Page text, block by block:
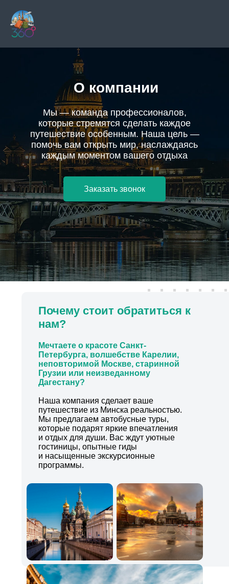
О компании
Мы — команда профессионалов,
которые стремятся сделать каждое
путешествие особенным. Наша цель —
помочь вам открыть мир, наслаждаясь
каждым моментом вашего отдыха
Заказать звонок
Почему стоит обратиться к
нам?
Мечтаете о красоте Санкт-
Петербурга, волшебстве Карелии,
неповторимой Москве, старинной
Грузии или неизведанному
Дагестану?
Наша компания сделает ваше
путешествие из Минска реальностью.
Мы предлагаем автобусные туры,
которые подарят яркие впечатления
и отдых для души. Вас ждут уютные
гостиницы, опытные гиды
и насыщенные экскурсионные
программы.